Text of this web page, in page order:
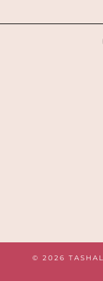
© 2026